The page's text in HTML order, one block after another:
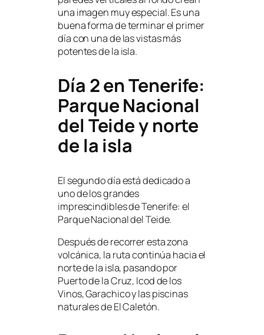
una imagen muy especial. Es una
buena forma de terminar el primer
día con una de las vistas más
potentes de la isla.
Día 2 en Tenerife:
Parque Nacional
del Teide y norte
de la isla
El segundo día está dedicado a
uno de los grandes
imprescindibles de Tenerife: el
Parque Nacional del Teide.
Después de recorrer esta zona
volcánica, la ruta continúa hacia el
norte de la isla, pasando por
Puerto de la Cruz, Icod de los
Vinos, Garachico y las piscinas
naturales de El Caletón.